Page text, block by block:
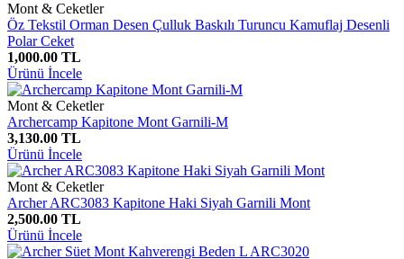
Mont & Ceketler
Öz Tekstil Orman Desen Çulluk Baskılı Turuncu Kamuflaj Desenli
Polar Ceket
1,000.00 TL
Ürünü İncele
Mont & Ceketler
Archercamp Kapitone Mont Garnili-M
3,130.00 TL
Ürünü İncele
Mont & Ceketler
Archer ARC3083 Kapitone Haki Siyah Garnili Mont
2,500.00 TL
Ürünü İncele